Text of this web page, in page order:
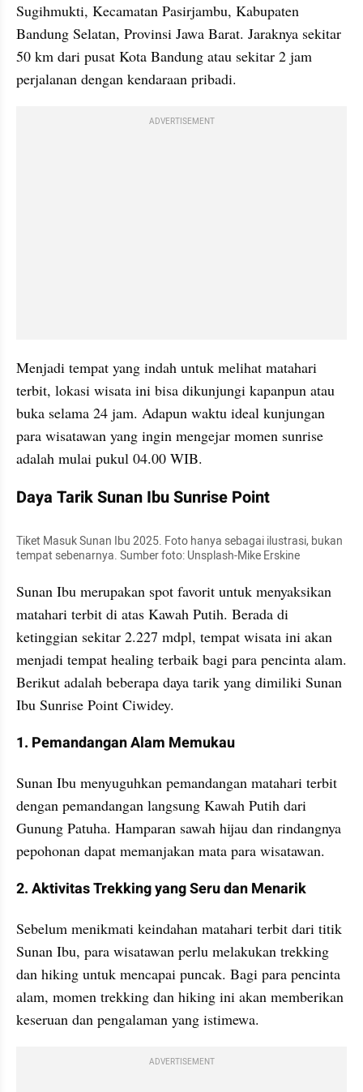
Sugihmukti, Kecamatan Pasirjambu,‌ Kabupaten
Bandung Selatan, Provinsi Jawa Barat.‌‌‌ ‌Jaraknya sekitar
50 km dari pusat Kota Bandung atau sekitar 2 jam
ADVERTISEMENT
Menjadi tempat yang indah untuk melihat matahari
terbit, lokasi wisata ini bisa dikunjungi kapanpun atau
buka selama 24 jam. Adapun waktu ideal kunjungan
para wisatawan yang ingin mengejar momen sunrise
adalah mulai pukul 04.00 WIB.
Daya Tarik Sunan Ibu Sunrise Point
Tiket Masuk Sunan Ibu 2025. Foto hanya sebagai ilustrasi, bukan
tempat sebenarnya. Sumber foto: Unsplash-Mike Erskine
Sunan Ibu merupakan spot favorit untuk menyaksikan
matahari terbit di atas Kawah Putih. Berada di
ketinggian sekitar 2.227 mdpl, tempat wisata ini akan
menjadi tempat healing terbaik bagi para pencinta alam.
Berikut adalah beberapa daya tarik yang dimiliki Sunan
Ibu Sunrise Point Ciwidey.
1. Pemandangan Alam Memukau
Sunan Ibu menyuguhkan pemandangan matahari terbit
dengan pemandangan langsung Kawah Putih dari
Gunung Patuha. Hamparan sawah hijau dan rindangnya
pepohonan dapat memanjakan mata para wisatawan.
2. Aktivitas Trekking yang Seru dan Menarik
Sebelum menikmati keindahan matahari terbit dari titik
Sunan Ibu, para wisatawan perlu melakukan trekking
dan hiking untuk mencapai puncak. Bagi para pencinta
alam, momen trekking dan hiking ini akan memberikan
keseruan dan pengalaman yang istimewa.
ADVERTISEMENT